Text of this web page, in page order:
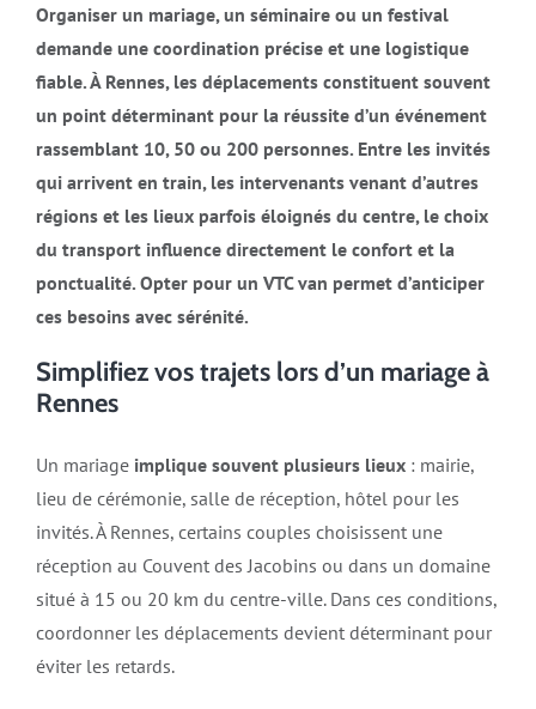
Organiser un mariage, un séminaire ou un festival
demande une coordination précise et une logistique
fiable. À Rennes, les déplacements constituent souvent
un point déterminant pour la réussite d’un événement
rassemblant 10, 50 ou 200 personnes. Entre les invités
qui arrivent en train, les intervenants venant d’autres
régions et les lieux parfois éloignés du centre, le choix
du transport influence directement le confort et la
ponctualité. Opter pour un VTC van permet d’anticiper
ces besoins avec sérénité.
Simplifiez vos trajets lors d’un mariage à
Rennes
Un mariage implique souvent plusieurs lieux : mairie,
lieu de cérémonie, salle de réception, hôtel pour les
invités. À Rennes, certains couples choisissent une
réception au Couvent des Jacobins ou dans un domaine
situé à 15 ou 20 km du centre-ville. Dans ces conditions,
coordonner les déplacements devient déterminant pour
éviter les retards.